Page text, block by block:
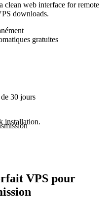
web interface for remote
downloads.
gratuites
30 jours
VPS pour